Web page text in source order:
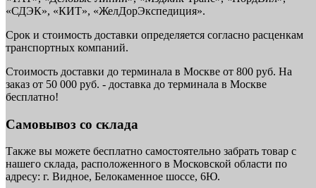
«СДЭК», «КИТ», «ЖелДорЭкспедиция».
Срок и стоимость доставки определяется согласно расценкам
транспортных компаний.
Стоимость доставки до терминала в Москве от 800 руб. На
заказ от 50 000 руб. - доставка до терминала в Москве
бесплатно!
Самовывоз со склада
Также вы можете бесплатно самостоятельно забрать товар с
нашего склада, расположенного в Московской области по
адресу: г. Видное, Белокаменное шоссе, 6Ю.